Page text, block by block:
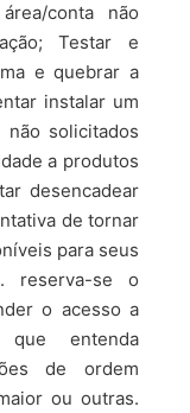
conta não
Testar e
e quebrar a
instalar um
solicitados
a produtos
desencadear
de tornar
para seus
reserva-se o
o acesso a
entenda
de ordem
ou outras.